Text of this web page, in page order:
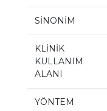
SİNONİM
KLİNİK
KULLANIM
ALANI
YÖNTEM